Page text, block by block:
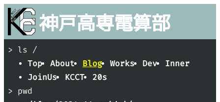
神戸高専電算部
> ls /
Top
About Blog Works Dev
Inner
JoinUs
KCCT
20s
> pwd